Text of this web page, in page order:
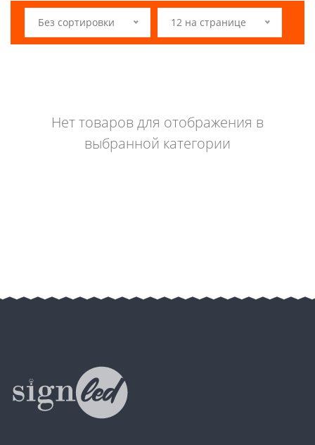
Без сортировки 12 на странице
Нет товаров для отображения в
выбранной категории